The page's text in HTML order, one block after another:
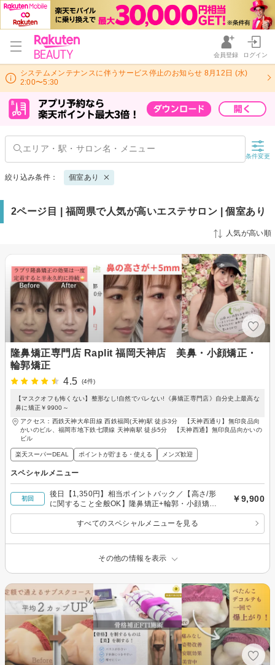
会員登録 ログイン
システムメンテナンスに伴うサービス停止のお知らせ 8月12日 (水)
2:00〜5:30
条件変更
絞り込み条件： 個室あり
2ページ目 | 福岡県で人気が高いエステサロン | 個室あり
人気が高い順
隆鼻矯正専門店 Raplit 福岡天神店 美鼻・小顔矯正・
輪郭矯正
4.5
(4件)
【マスクオフも怖くない】整形なし!自然でバレない!《鼻矯正専門店》自分史上最高な
鼻に矯正￥9900～
アクセス：西鉄天神大牟田線 西鉄福岡(天神)駅 徒歩3分 【天神西通り】無印良品向
かいのビル、福岡市地下鉄七隈線 天神南駅 徒歩5分 【天神西通】無印良品向かいの
ビル
楽天スーパーDEAL ポイントが貯まる・使える メンズ歓迎
スペシャルメニュー
初回
後日【1,350円】相当ポイントバック／【高さ/形
に関すること全般OK】隆鼻矯正+輪郭・小顔矯正
40分 (所要時間90分目安) ￥9900
￥9,900
すべてのスペシャルメニューを見る
その他の情報を表示